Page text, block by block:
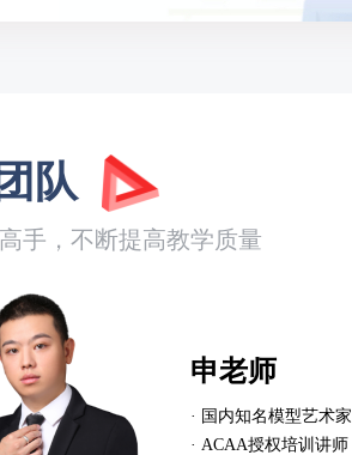
队
手，不断提高教学质量
申老师
· 国内知名模型艺术家
· ACAA授权培训讲师